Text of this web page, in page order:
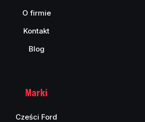
O firmie
Kontakt
Blog
Marki
Cześci Ford